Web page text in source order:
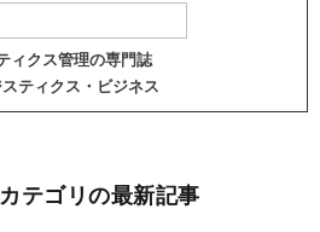
ィクス管理の専門誌
ティクス・ビジネス
カテゴリの最新記事